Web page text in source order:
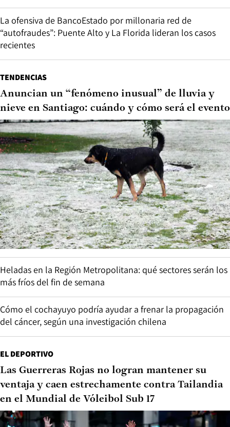
La ofensiva de BancoEstado por millonaria red de
“autofraudes”: Puente Alto y La Florida lideran los casos
recientes
TENDENCIAS
Anuncian un “fenómeno inusual” de lluvia y
nieve en Santiago: cuándo y cómo será el evento
Heladas en la Región Metropolitana: qué sectores serán los
más fríos del fin de semana
Cómo el cochayuyo podría ayudar a frenar la propagación
del cáncer, según una investigación chilena
EL DEPORTIVO
Las Guerreras Rojas no logran mantener su
ventaja y caen estrechamente contra Tailandia
en el Mundial de Vóleibol Sub 17